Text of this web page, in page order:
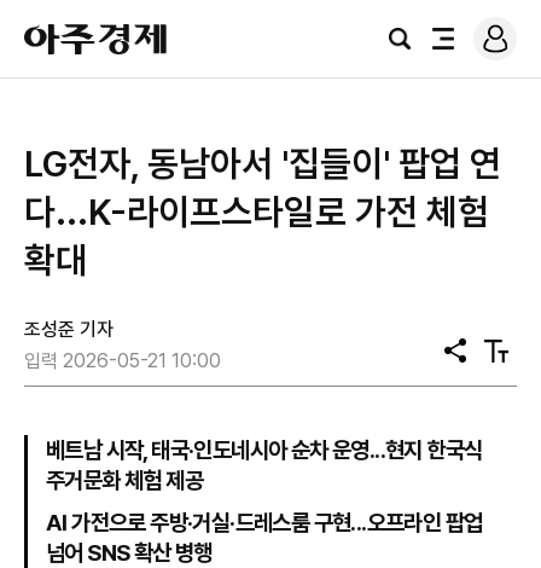
아
주
경
검
전
로
그
LG전자, 동남아서 '집들이' 팝업 연
다...K-라이프스타일로 가전 체험
확대
조성준 기자
입력 2026-05-21 10:00
공
유
텍
스
베트남 시작, 태국·인도네시아 순차 운영...현지 한국식
주거문화 체험 제공
AI 가전으로 주방·거실·드레스룸 구현...오프라인 팝업
넘어 SNS 확산 병행